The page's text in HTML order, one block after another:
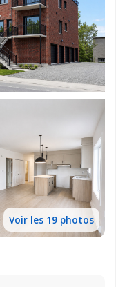
Voir les 19 photos